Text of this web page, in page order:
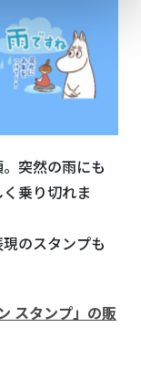
突然の雨にも
乗り切れま
のスタンプも
スタンプ」の販